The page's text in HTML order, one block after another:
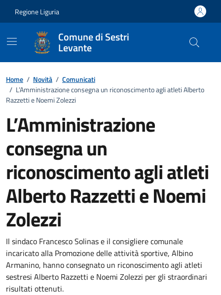
Regione Liguria
Comune di Sestri
Levante
Home / Novità / Comunicati
/ L’Amministrazione consegna un riconoscimento agli atleti Alberto
Razzetti e Noemi Zolezzi
L’Amministrazione
consegna un
riconoscimento agli atleti
Alberto Razzetti e Noemi
Zolezzi
Dettagli della notizia
Il sindaco Francesco Solinas e il consigliere comunale
incaricato alla Promozione delle attività sportive, Albino
Armanino, hanno consegnato un riconoscimento agli atleti
sestresi Alberto Razzetti e Noemi Zolezzi per gli straordinari
risultati ottenuti.